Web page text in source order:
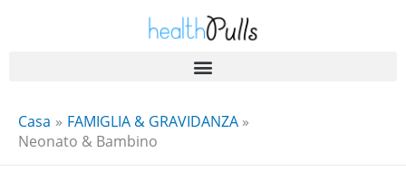
Casa
FAMIGLIA & GRAVIDANZA
Neonato & Bambino